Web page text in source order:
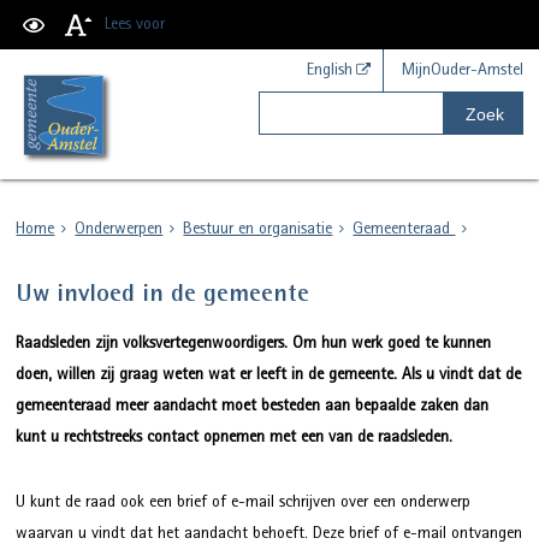
Lees voor
English MijnOuder-Amstel
Zoek
Home Onderwerpen Bestuur en organisatie Gemeenteraad
Uw invloed in de gemeente
Raadsleden zijn volksvertegenwoordigers. Om hun werk goed te kunnen
doen, willen zij graag weten wat er leeft in de gemeente. Als u vindt dat de
gemeenteraad meer aandacht moet besteden aan bepaalde zaken dan
kunt u rechtstreeks contact opnemen met een van de raadsleden.
U kunt de raad ook een brief of e-mail schrijven over een onderwerp
waarvan u vindt dat het aandacht behoeft. Deze brief of e-mail ontvangen